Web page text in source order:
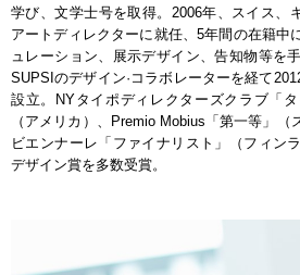
学び、文学士号を取得。2006年、スイス、
アートディレクターに就任、5年間の在籍中
ュレーション、展示デザイン、告知物等を
SUPSIのデザイン·コラボレーターを経て
設立。NYタイポディレクターズクラブ「
（アメリカ）、Premio Mobius「第一等」
ビエンナーレ「ファイナリスト」（フィン
デザイン賞を多数受賞。